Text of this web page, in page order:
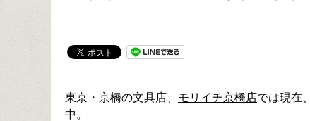
東京・京橋の文具店、 モリイチ京橋店では現在
中。